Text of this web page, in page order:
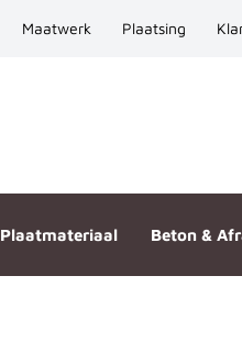
Maatwerk Plaatsing
Plaatmateriaal Beton &